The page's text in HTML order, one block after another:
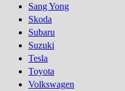
Sang Yong
Skoda
Subaru
Suzuki
Tesla
Toyota
Volkswagen